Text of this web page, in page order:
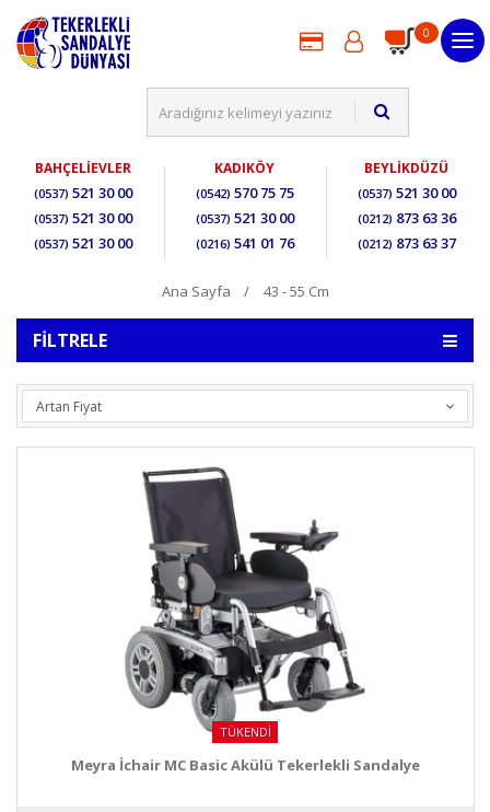
0
BAHÇELİEVLER
(0537) 521 30 00
(0537) 521 30 00
(0537) 521 30 00
KADIKÖY
(0542) 570 75 75
(0537) 521 30 00
(0216) 541 01 76
BEYLİKDÜZÜ
(0537) 521 30 00
(0212) 873 63 36
(0212) 873 63 37
Ana Sayfa 43 - 55 Cm
FILTRELE
TÜKENDI
Meyra İchair MC Basic Akülü Tekerlekli Sandalye